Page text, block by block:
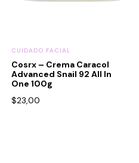
CUIDADO FACIAL
Cosrx – Crema Caracol
Advanced Snail 92 All In
One 100g
$23,00